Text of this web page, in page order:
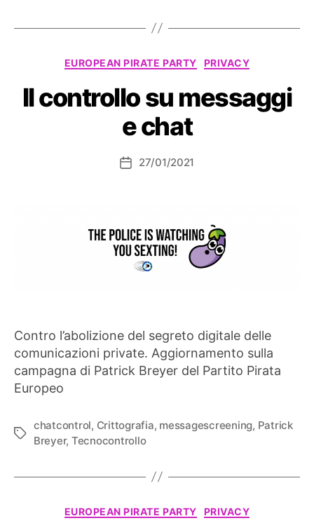
Categorie
EUROPEAN PIRATE PARTY PRIVACY
Il controllo su messaggi
e chat
Data27/01/2021
Contro l’abolizione del segreto digitale delle
comunicazioni private. Aggiornamento sulla
campagna di Patrick Breyer del Partito Pirata
Europeo
Tag
chatcontrol, Crittografia, messagescreening, Patrick
Breyer, Tecnocontrollo
Categorie
EUROPEAN PIRATE PARTY PRIVACY